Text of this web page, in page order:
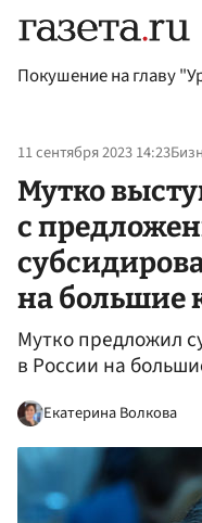
Покушение на главу
11 сентября 2023 14:23
Мутко
с
на большие
Мутко предложил
в России на
Екатерина Волкова